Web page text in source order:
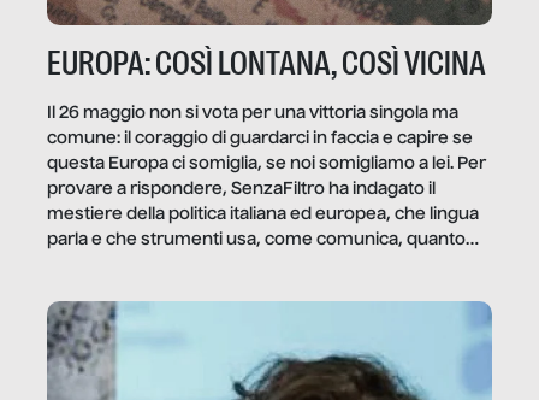
EUROPA: COSÌ LONTANA, COSÌ VICINA
Il 26 maggio non si vota per una vittoria singola ma
comune: il coraggio di guardarci in faccia e capire se
questa Europa ci somiglia, se noi somigliamo a lei. Per
provare a rispondere, SenzaFiltro ha indagato il
mestiere della politica italiana ed europea, che lingua
parla e che strumenti usa, come comunica, quanto